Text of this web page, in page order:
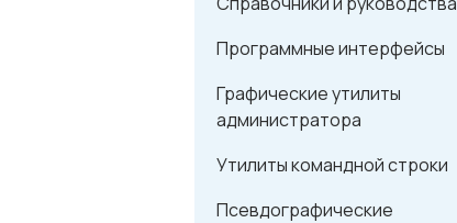
Программные интерфейсы
Графические утилиты
администратора
Утилиты командной строки
Псевдографические